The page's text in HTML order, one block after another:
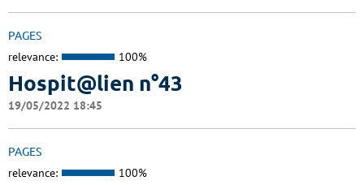
PAGES
relevance: 100%
Hospit@lien n°43
19/05/2022 18:45
PAGES
relevance: 100%